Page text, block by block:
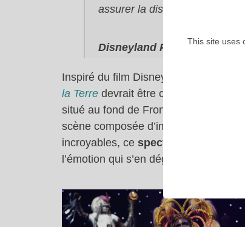
assurer la distanciation
Disneyland Paris
Inspiré du film Disney des années 90
la Terre devrait être cette année
situé au fond de Frontierland à
scène composée d’immenses
incroyables, ce spectacle Roi Lion à
l’émotion qui s’en dégage est intense !
This site uses